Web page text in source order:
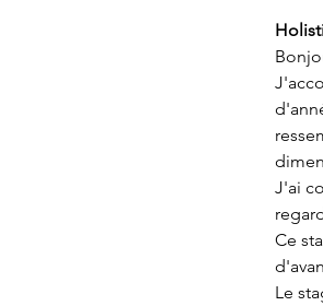
J'ai
Ce
Le